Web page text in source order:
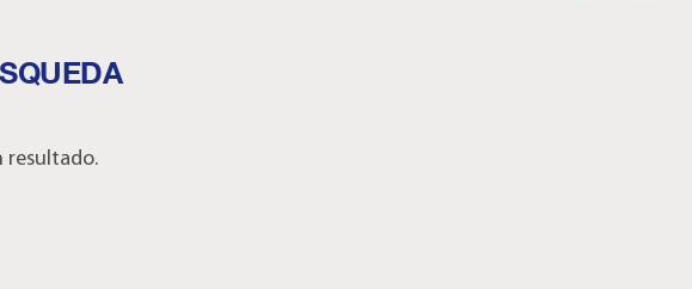
resultado.